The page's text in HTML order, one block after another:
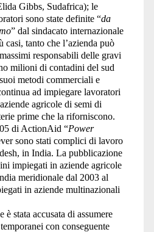
Gibbs, Sudafrica); le
sono state definite “da
” dal sindacato internazionale
tanto che l’azienda può
responsabili delle gravi
milioni di contadini del sud
metodi commerciali e
ad impiegare lavoratori
agricole di semi di
prime che la riforniscono.
di ActionAid “Power
sono stati complici di lavoro
in India. La pubblicazione
impiegati in aziende agricole
meridionale dal 2003 al
in aziende multinazionali
stata accusata di assumere
con conseguente